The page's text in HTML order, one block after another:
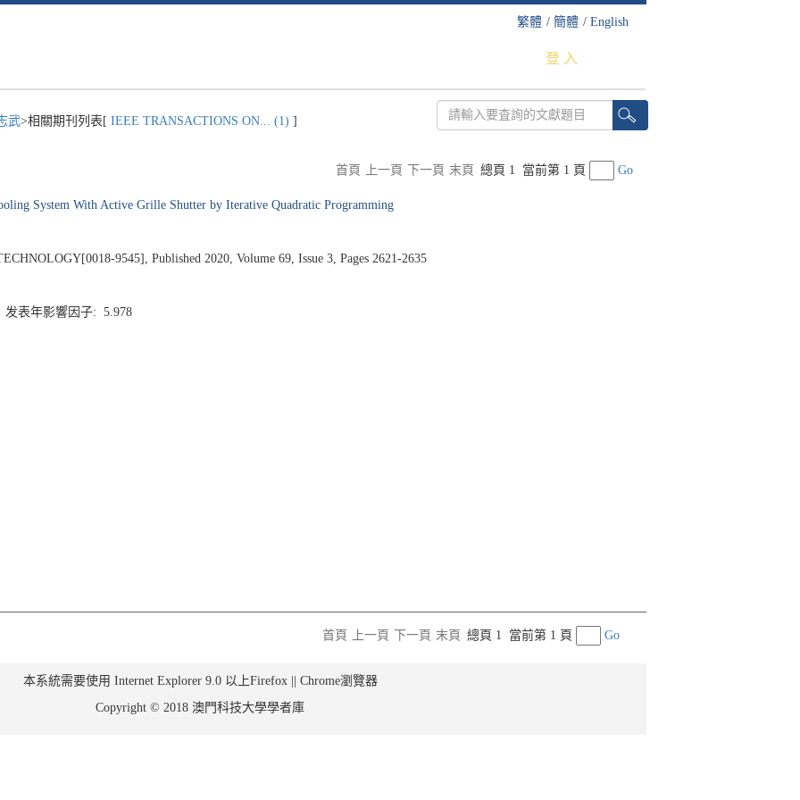
繁體 / 簡體 / English
登 入
武>相關期刊列表[ IEEE TRANSACTIONS ON... (1) ]
首頁 上一頁 下一頁 末頁 總頁 1 當前第 1 頁 Go
System With Active Grille Shutter by Iterative Quadratic Programming
9545], Published 2020, Volume 69, Issue 3, Pages 2621-2635
表年影響因子: 5.978
首頁
上一頁 下一頁 末頁 總頁 1 當前第 1 頁 Go
本系統需要使用 Internet Explorer 9.0 以上Firefox || Chrome瀏覽器
Copyright © 2018 澳門科技大學學者庫